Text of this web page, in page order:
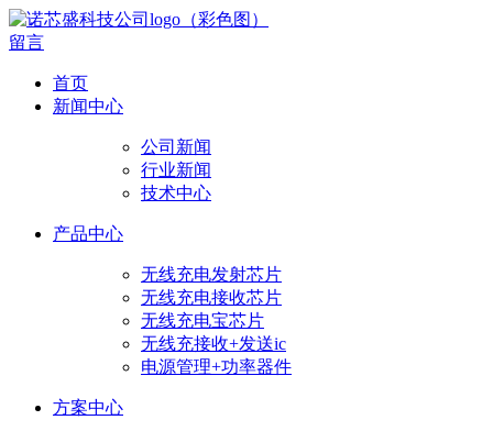
留言
首页
新闻中心
公司新闻
行业新闻
技术中心
产品中心
无线充电发射芯片
无线充电接收芯片
无线充电宝芯片
无线充接收+发送ic
电源管理+功率器件
方案中心